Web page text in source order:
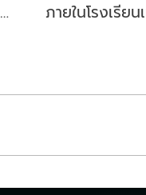
ภายในโรงเรีย